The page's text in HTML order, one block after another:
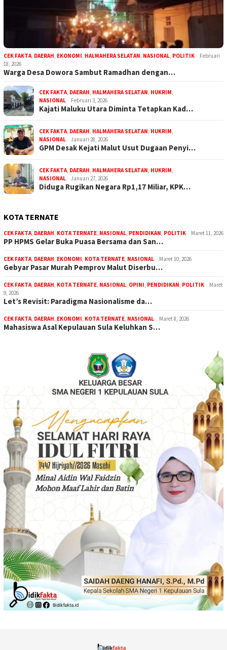
CEK FAKTA DAERAH EKONOMI HALMAHERA SELATAN NASIONAL POLITIK
Februari
18, 2026
Warga Desa Dowora Sambut Ramadhan dengan…
CEK FAKTA DAERAH HALMAHERA SELATAN HUKRIM
NASIONAL
Februari 3, 2026
Kajati Maluku Utara Diminta Tetapkan Kad…
CEK FAKTA DAERAH HALMAHERA SELATAN HUKRIM
NASIONAL
Januari 28, 2026
GPM Desak Kejati Malut Usut Dugaan Penyi…
CEK FAKTA DAERAH HALMAHERA SELATAN HUKRIM
NASIONAL
Januari 27, 2026
Diduga Rugikan Negara Rp1,17 Miliar, KPK…
KOTA TERNATE
CEK FAKTA DAERAH KOTA TERNATE NASIONAL PENDIDIKAN POLITIK Maret 11, 2026
PP HPMS Gelar Buka Puasa Bersama dan San…
CEK FAKTA DAERAH EKONOMI KOTA TERNATE NASIONAL Maret 10, 2026
Gebyar Pasar Murah Pemprov Malut Diserbu…
CEK FAKTA DAERAH KOTA TERNATE NASIONAL OPINI PENDIDIKAN POLITIK
Maret
9, 2026
Let’s Revisit: Paradigma Nasionalisme da…
CEK FAKTA DAERAH EKONOMI KOTA TERNATE NASIONAL Maret 8, 2026
Mahasiswa Asal Kepulauan Sula Keluhkan S…